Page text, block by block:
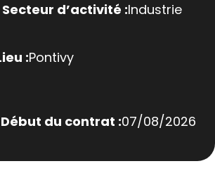
Secteur d’activité :Industrie
:Pontivy
Début du contrat :07/08/2026